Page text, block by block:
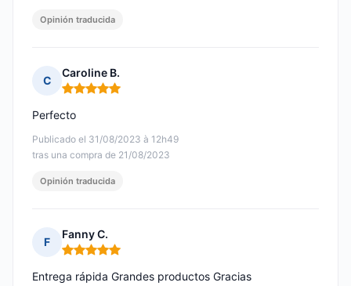
Opinión traducida
C
Caroline B.
Nota: 5 de 5
Publicado el 31/08/2023 à 12h49
tras una compra de 21/08/2023
Perfecto
Opinión traducida
F
Fanny C.
Nota: 5 de 5
Entrega rápida Grandes productos Gracias